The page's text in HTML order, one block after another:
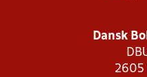
Dansk
2605